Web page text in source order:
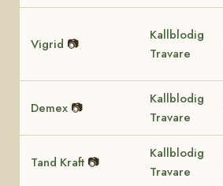
Vigrid 📷
Kallblodig
Travare
Demex 📷
Kallblodig
Travare
Tand Kraft 📷
Kallblodig
Travare